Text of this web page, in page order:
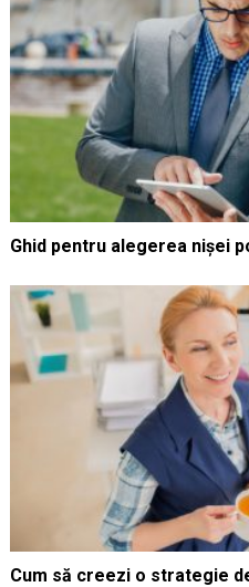
Ghid pentru alegerea nișei
Cum să creezi o strategie